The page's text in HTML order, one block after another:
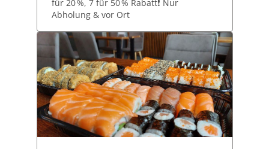
für 20 %, 7 für 50 % Rabatt❗ Nur
Abholung & vor Ort